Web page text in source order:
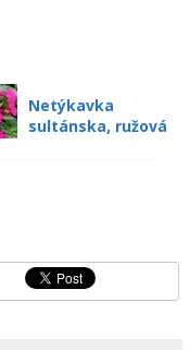
Netýkavka
sultánska, ružová